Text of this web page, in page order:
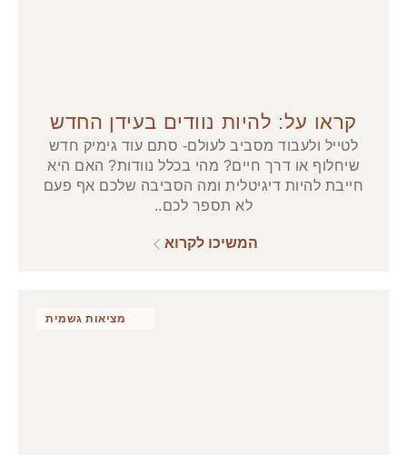
קראו על: להיות נוודים בעידן החדש
לטייל ולעבוד מסביב לעולם- סתם עוד גימיק חדש
שיחלוף או דרך חיים? מהי בכלל נוודות? האם היא
חייבת להיות דיגיטלית ומה הסביבה שלכם אף פעם
לא תספר לכם..
המשיכו לקרוא
מציאות גשמית